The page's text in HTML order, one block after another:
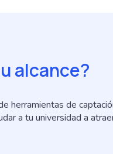
alcance?
herramientas de
a tu universidad a